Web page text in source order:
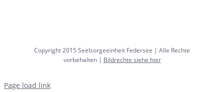
Copyright 2015 Seelsorgeeinheit Federsee | Alle Rechte
vorbehalten | Bildrechte siehe hier
Page load link